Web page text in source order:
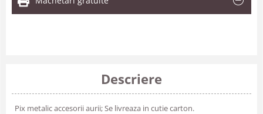
Descriere
Pix metalic accesorii aurii; Se livreaza in cutie carton.